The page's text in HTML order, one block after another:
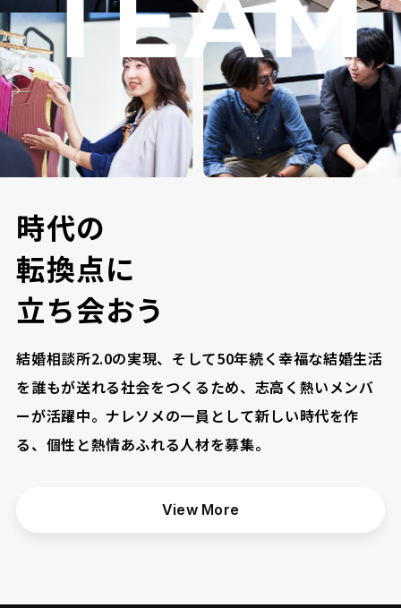
時代の
転換点に
立ち会おう
結婚相談所2.0の実現、そして50年続く幸福な結婚生活
を誰もが送れる社会をつくるため、志高く熱いメンバ
ーが活躍中。ナレソメの一員として新しい時代を作
る、個性と熱情あふれる人材を募集。
View More